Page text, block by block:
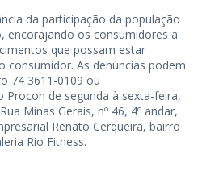
da participação da população
encorajando os consumidores a
que possam estar
consumidor. As denúncias podem
74 3611-0109 ou
Procon de segunda à sexta-feira,
Minas Gerais, nº 46, 4º andar,
Renato Cerqueira, bairro
Rio Fitness.